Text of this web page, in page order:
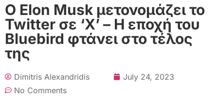
Ο Elon Musk μετονομάζει το
Twitter σε ‘X’ – Η εποχή του
Bluebird φτάνει στο τέλος
της
Dimitris Alexandridis
July 24, 2023
No Comments